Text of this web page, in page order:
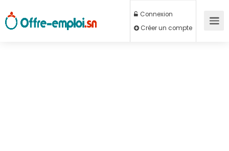
Connexion
Créer un compte